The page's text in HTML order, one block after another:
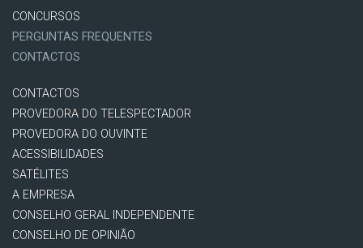
CONCURSOS
PERGUNTAS FREQUENTES
CONTACTOS
CONTACTOS
PROVEDORA DO TELESPECTADOR
PROVEDORA DO OUVINTE
ACESSIBILIDADES
SATÉLITES
A EMPRESA
CONSELHO GERAL INDEPENDENTE
CONSELHO DE OPINIÃO